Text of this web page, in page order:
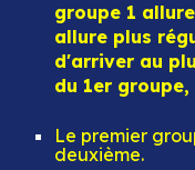
groupe 1
allure plus
d'arriver au
du 1er
Le premier
deuxième.